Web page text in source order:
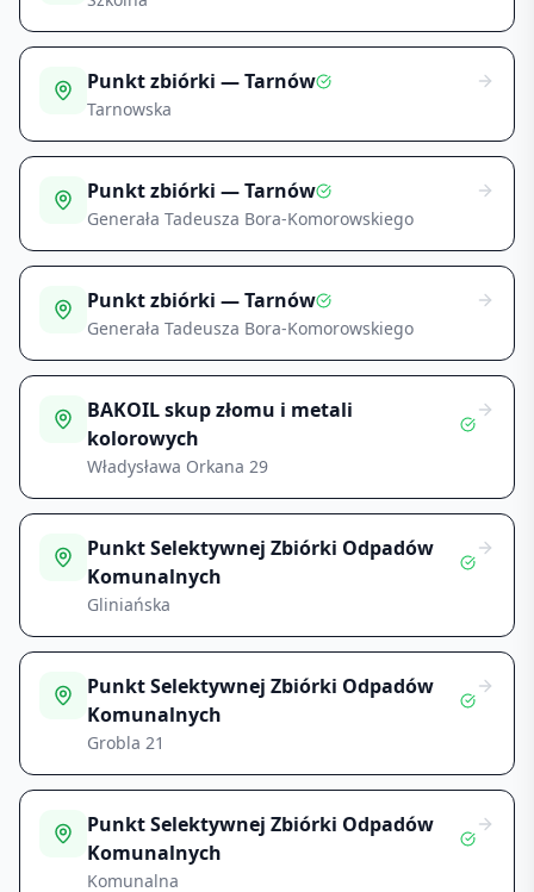
Punkt zbiórki — Tarnów
Tarnowska
Punkt zbiórki — Tarnów
Generała Tadeusza Bora-Komorowskiego
Punkt zbiórki — Tarnów
Generała Tadeusza Bora-Komorowskiego
BAKOIL skup złomu i metali
kolorowych
Władysława Orkana 29
Punkt Selektywnej Zbiórki Odpadów
Komunalnych
Gliniańska
Punkt Selektywnej Zbiórki Odpadów
Komunalnych
Grobla 21
Punkt Selektywnej Zbiórki Odpadów
Komunalnych
Komunalna